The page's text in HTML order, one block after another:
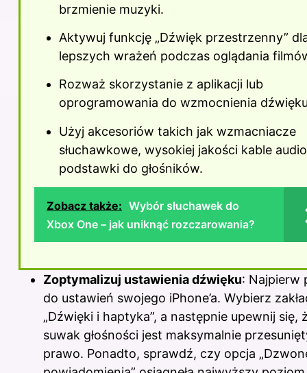
brzmienie muzyki.
Aktywuj funkcję „Dźwięk przestrzenny”
lepszych wrażeń podczas oglądania
Rozważ skorzystanie z aplikacji lub
oprogramowania do wzmocnienia
Użyj akcesoriów takich jak wzmacniacze
słuchawkowe, wysokiej jakości kable
podstawki do głośników.
Zobacz także: Wybór słuchawek do
Xbox One – jak uniknąć rozczarowania?
Zoptymalizuj ustawienia dźwięku: Najpierw
do ustawień swojego iPhone’a. Wybierz
„Dźwięki i haptyka”, a następnie upewnij się,
suwak głośności jest maksymalnie
prawo. Ponadto, sprawdź, czy opcja